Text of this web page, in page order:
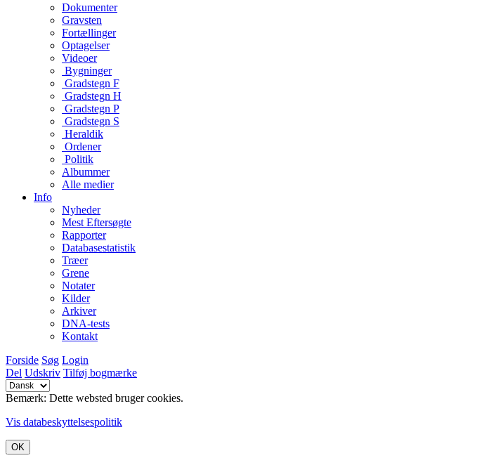
Dokumenter
Gravsten
Fortællinger
Optagelser
Videoer
Bygninger
Gradstegn F
Gradstegn H
Gradstegn P
Gradstegn S
Heraldik
Ordener
Politik
Albummer
Alle medier
Info
Nyheder
Mest Eftersøgte
Rapporter
Databasestatistik
Træer
Grene
Notater
Kilder
Arkiver
DNA-tests
Kontakt
Forside Søg Login
Del Udskriv Tilføj bogmærke
Bemærk: Dette websted bruger cookies.
Vis databeskyttelsespolitik
OK